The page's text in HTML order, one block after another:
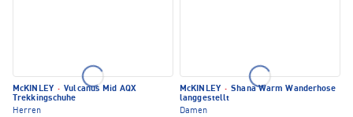
McKINLEY · Vulcanus Mid AQX
Trekkingschuhe
Herren
McKINLEY · Shana Warm Wanderhose
langgestellt
Damen